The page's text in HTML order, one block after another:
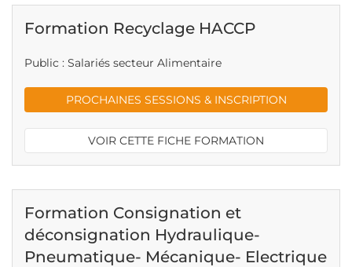
Formation Recyclage HACCP
Public : Salariés secteur Alimentaire
PROCHAINES SESSIONS & INSCRIPTION
VOIR CETTE FICHE FORMATION
Formation Consignation et
déconsignation Hydraulique-
Pneumatique- Mécanique- Electrique